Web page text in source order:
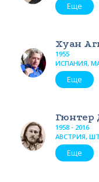
Еще
Хуан
1955
ИСПАНИЯ,
Еще
1958 - 2016
АВСТРИЯ,
Еще